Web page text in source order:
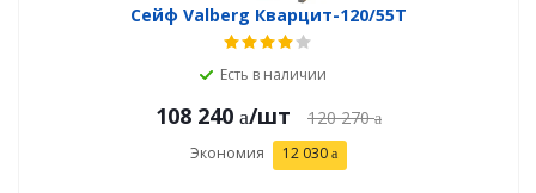
Сейф Valberg Кварцит-120/55T
Есть в наличии
108 240 /шт 120 270
Экономия 12 030